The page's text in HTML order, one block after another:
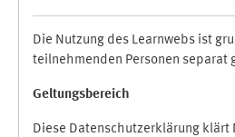
Die Nutzung des Learnwebs ist
teilnehmenden Personen separat
Geltungsbereich
Diese Datenschutzerklärung klärt